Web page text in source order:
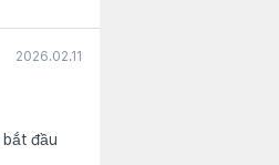
2026.02.11
đầu